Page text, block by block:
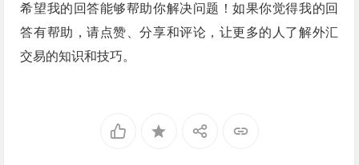
希望我的回答能够帮助你解决问题！如果你觉得我的回
答有帮助，请点赞、分享和评论，让更多的人了解外汇
交易的知识和技巧。